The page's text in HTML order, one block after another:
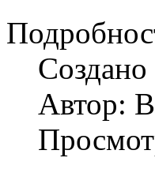
Автор: